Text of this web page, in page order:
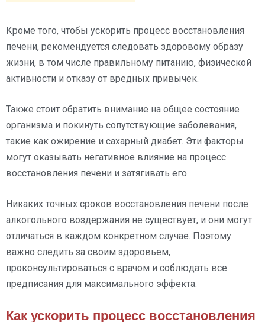
Кроме того, чтобы ускорить процесс восстановления
печени, рекомендуется следовать здоровому образу
жизни, в том числе правильному питанию, физической
активности и отказу от вредных привычек.
Также стоит обратить внимание на общее состояние
организма и покинуть сопутствующие заболевания,
такие как ожирение и сахарный диабет. Эти факторы
могут оказывать негативное влияние на процесс
восстановления печени и затягивать его.
Никаких точных сроков восстановления печени после
алкогольного воздержания не существует, и они могут
отличаться в каждом конкретном случае. Поэтому
важно следить за своим здоровьем,
проконсультироваться с врачом и соблюдать все
предписания для максимального эффекта.
Как ускорить процесс восстановления